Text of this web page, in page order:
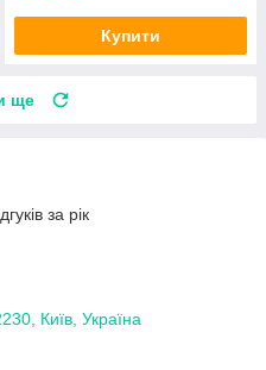
Купити
ще
за рік
Київ, Україна